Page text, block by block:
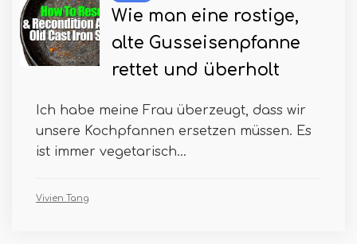
Wie man eine rostige,
alte Gusseisenpfanne
rettet und überholt
Ich habe meine Frau überzeugt, dass wir
unsere Kochpfannen ersetzen müssen. Es
ist immer vegetarisch...
Vivien Tang